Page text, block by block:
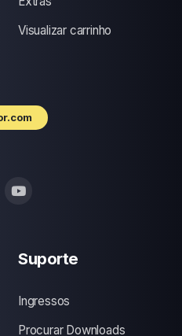
Visualizar carrinho
Suporte
Ingressos
Procurar Downloads